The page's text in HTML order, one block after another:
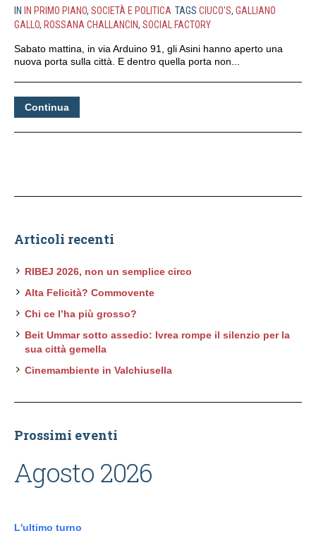
IN IN PRIMO PIANO, SOCIETÀ E POLITICA TAGS CIUCO'S, GALLIANO
GALLO, ROSSANA CHALLANCIN, SOCIAL FACTORY
Sabato mattina, in via Arduino 91, gli Asini hanno aperto una
nuova porta sulla città. E dentro quella porta non...
Continua
Articoli recenti
RIBEJ 2026, non un semplice circo
Alta Felicità? Commovente
Chi ce l’ha più grosso?
Beit Ummar sotto assedio: Ivrea rompe il silenzio per la
sua città gemella
Cinemambiente in Valchiusella
Prossimi eventi
Agosto 2026
L'ultimo turno